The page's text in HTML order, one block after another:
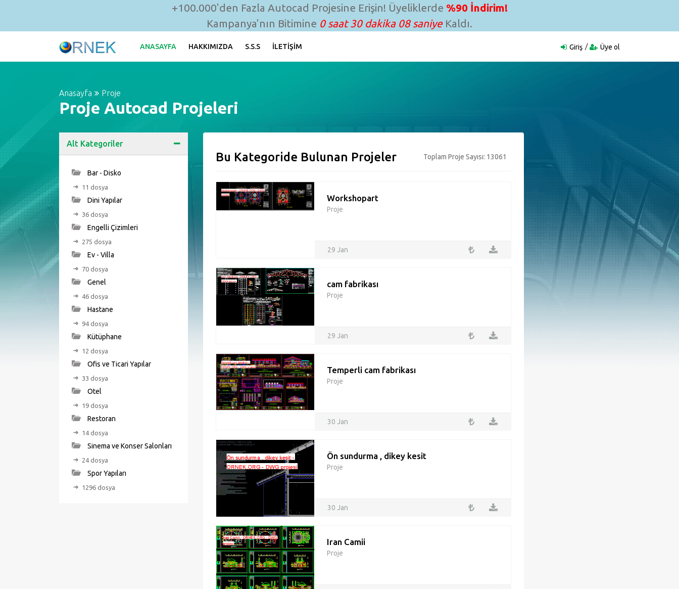
+100.000'den Fazla Autocad Projesine Erişin! Üyeliklerde %90 İndirim!
Kampanya'nın Bitimine 0 saat 30 dakika 07 saniyeKaldı.
ANASAYFA HAKKIMIZDA S.S.S İLETIŞIM Giriş Üye ol
Anasayfa Proje
Proje Autocad Projeleri
Alt Kategoriler
Bar - Disko
11 dosya
Dini Yapılar
36 dosya
Engelli Çizimleri
275 dosya
Ev - Villa
70 dosya
Genel
46 dosya
Hastane
94 dosya
Kütüphane
12 dosya
Ofis ve Ticari Yapılar
33 dosya
Otel
19 dosya
Restoran
14 dosya
Sinema ve Konser Salonları
24 dosya
Spor Yapıları
1296 dosya
Bu Kategoride Bulunan Projeler Toplam Proje Sayısı: 13061
Workshopart
Proje
29 Jan
cam fabrikası
Proje
29 Jan
Temperli cam fabrikası
Proje
30 Jan
Ön sundurma , dikey kesit
Proje
30 Jan
Iran Camii
Proje